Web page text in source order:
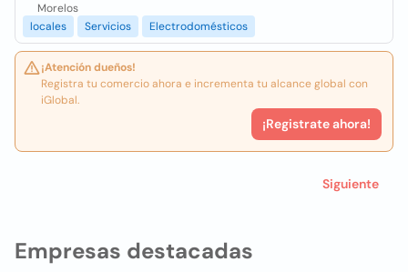
Empresas destacadas
Morelos
locales
Servicios Electrodomésticos
¡Atención dueños!
Registra tu comercio ahora e incrementa tu alcance global con
iGlobal.
¡Registrate ahora!
Siguiente